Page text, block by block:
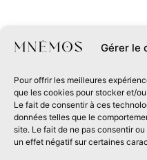
Gérer le
Pour offrir les meilleures
que les cookies pour stocker et/
Le fait de consentir à ces
données telles que le
site. Le fait de ne pas consentir
un effet négatif sur certaines